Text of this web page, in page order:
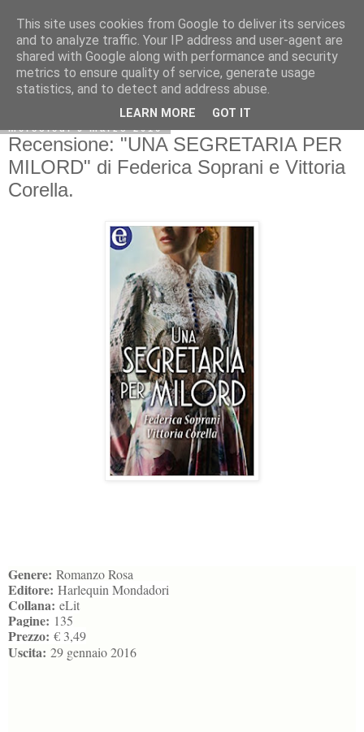
mercoledì 9 marzo 2016
Recensione: "UNA SEGRETARIA PER
MILORD" di Federica Soprani e Vittoria
Corella.
Genere: Romanzo Rosa
Editore: Harlequin Mondadori
Collana: eLit
Pagine: 135
Prezzo: € 3,49
Uscita: 29 gennaio 2016
This site uses cookies from Google to deliver its services
and to analyze traffic. Your IP address and user-agent are
shared with Google along with performance and security
metrics to ensure quality of service, generate usage
statistics, and to detect and address abuse.
LEARN MORE GOT IT